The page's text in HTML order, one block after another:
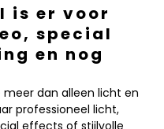
is er voor
special
en nog
meer dan alleen licht en
professioneel licht,
effects of stijlvolle